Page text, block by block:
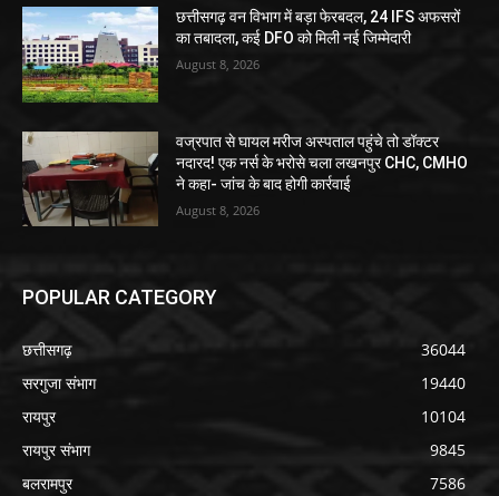
छत्तीसगढ़ वन विभाग में बड़ा फेरबदल, 24 IFS अफसरों
का तबादला, कई DFO को मिली नई जिम्मेदारी
August 8, 2026
वज्रपात से घायल मरीज अस्पताल पहुंचे तो डॉक्टर
नदारद! एक नर्स के भरोसे चला लखनपुर CHC, CMHO
ने कहा- जांच के बाद होगी कार्रवाई
August 8, 2026
POPULAR CATEGORY
छत्तीसगढ़
36044
सरगुजा संभाग
19440
रायपुर
10104
रायपुर संभाग
9845
बलरामपुर
7586